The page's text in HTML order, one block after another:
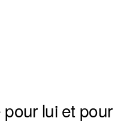
lui et pour